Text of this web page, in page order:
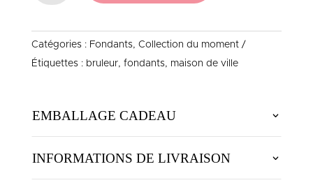
FONDANT
MAISON
DE
Catégories : Fondants, Collection du moment
Étiquettes : bruleur, fondants, maison de ville
EMBALLAGE CADEAU
INFORMATIONS DE LIVRAISON